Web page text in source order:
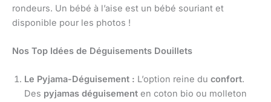
rondeurs. Un bébé à l’aise est un bébé souriant et
disponible pour les photos !
Nos Top Idées de Déguisements Douillets
Le Pyjama-Déguisement : L’option reine du confort.
Des pyjamas déguisement en coton bio ou molleton